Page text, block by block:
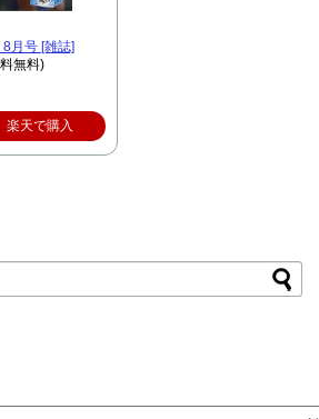
月号 [雑誌]
無料)
楽天で購入